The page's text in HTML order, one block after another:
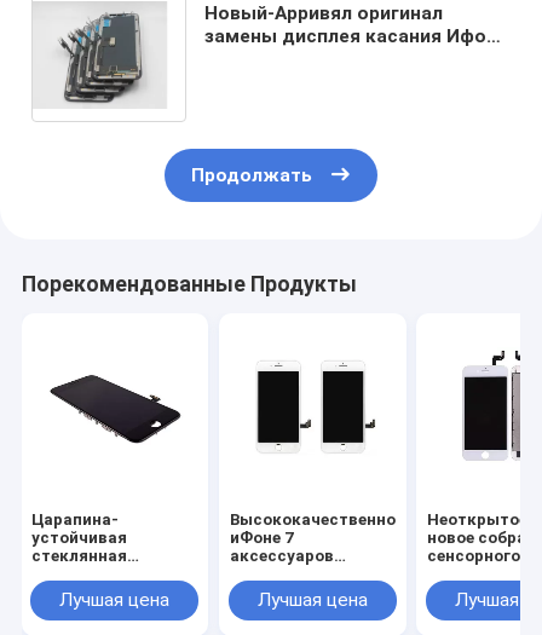
Новый-Арривял оригинал
замены дисплея касания Ифоне
Продолжать
Порекомендованные Продукты
Царапина-
устойчивая
стеклянная
Ифоне 7 ЛКД
знонит по телефону
Лучшая цена
Высококачественное
иФоне 7
аксессуаров
объектива экрана
ЛКД телефонов
Лучшая цена
Неоткрытое
новое
сенсорного
телефона для
иФоне 6С,
Лучшая